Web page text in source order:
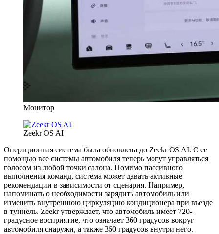
Монитор
Zeekr OS AI
Операционная система была обновлена до Zeekr OS AI. С ее
помощью все системы автомобиля теперь могут управляться
голосом из любой точки салона. Помимо пассивного
выполнения команд, система может давать активные
рекомендации в зависимости от сценария. Например,
напоминать о необходимости зарядить автомобиль или
изменить внутреннюю циркуляцию кондиционера при въезде
в туннель. Zeekr утверждает, что автомобиль имеет 720-
градусное восприятие, что означает 360 градусов вокруг
автомобиля снаружи, а также 360 градусов внутри него.